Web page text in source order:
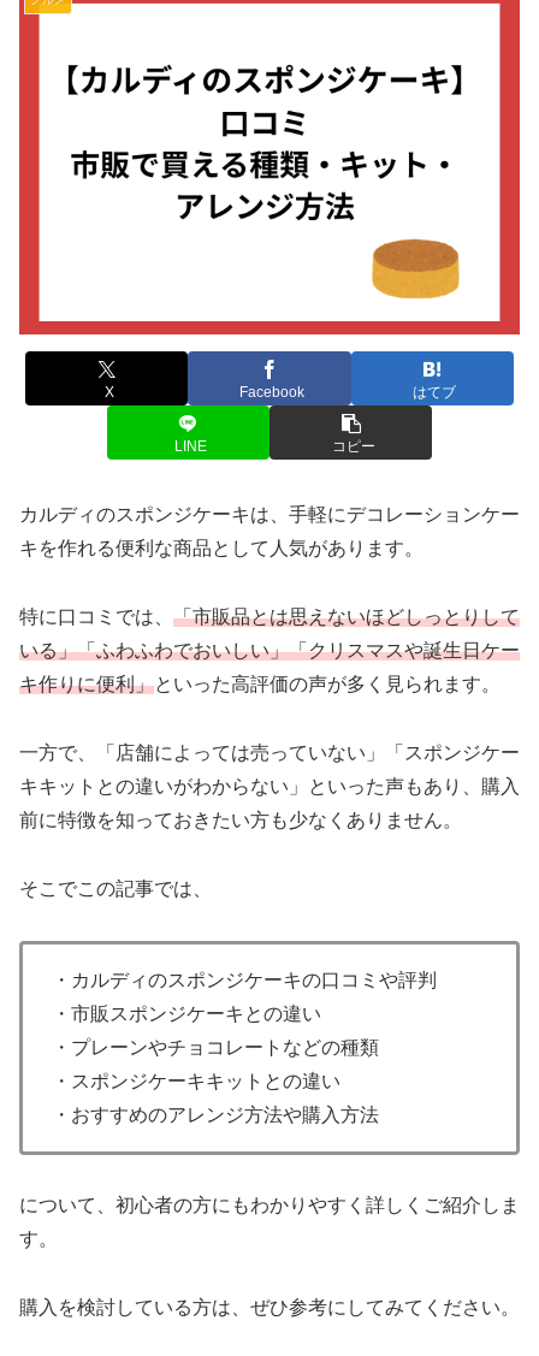
X Facebook はてブ
LINE コピー
カルディのスポンジケーキは、手軽にデコレーションケー
キを作れる便利な商品として人気があります。
特に口コミでは、 「市販品とは思えないほどしっとりして
いる」「ふわふわでおいしい」「クリスマスや誕生日ケー
キ作りに便利」といった高評価の声が多く見られます。
一方で、「店舗によっては売っていない」「スポンジケー
キキットとの違いがわからない」といった声もあり、購入
前に特徴を知っておきたい方も少なくありません。
そこでこの記事では、
・カルディのスポンジケーキの口コミや評判
・市販スポンジケーキとの違い
・プレーンやチョコレートなどの種類
・スポンジケーキキットとの違い
・おすすめのアレンジ方法や購入方法
について、初心者の方にもわかりやすく詳しくご紹介しま
す。
購入を検討している方は、ぜひ参考にしてみてください。